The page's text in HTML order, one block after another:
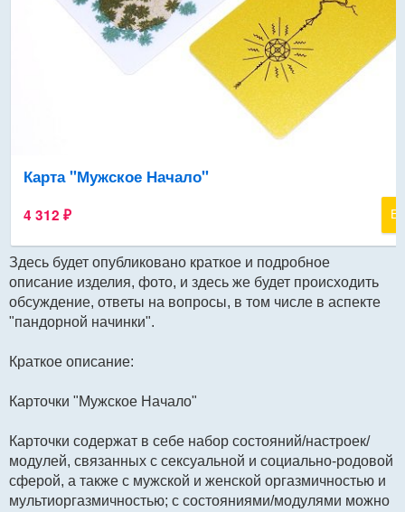
Здесь будет опубликовано краткое и подробное
описание изделия, фото, и здесь же будет происходить
обсуждение, ответы на вопросы, в том числе в аспекте
"пандорной начинки".
Краткое описание:
Карточки "Мужское Начало"
Карточки содержат в себе набор состояний/настроек/
модулей, связанных с сексуальной и социально-родовой
сферой, а также с мужской и женской оргазмичностью и
мультиоргазмичностью; с состояниями/модулями можно